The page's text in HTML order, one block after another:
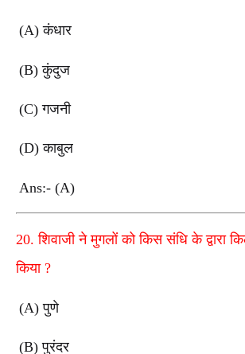
(A)कंधार
(B)कुंदुज
(C)गजनी
(D)काबुल
Ans:- (A)
20.शिवाजी ने मुगलों को किस संधि के द्वारा
किया ?
(A)पुणे
(B)पुरंदर